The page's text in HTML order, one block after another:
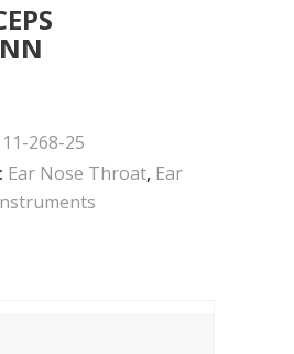
268-25
Ear Nose Throat, Ear